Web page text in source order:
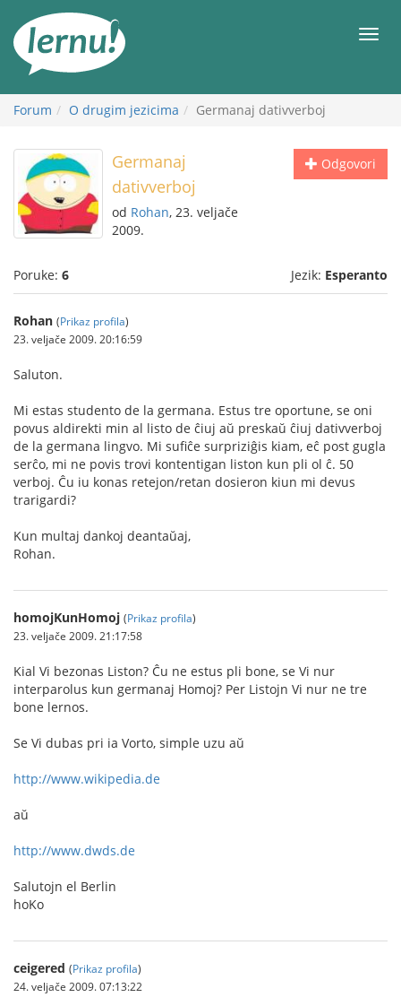
Meni
Forum O drugim jezicima Germanaj dativverboj
Odgovori
Germanaj
dativverboj
od Rohan, 23. veljače
2009.
Poruke: 6 Jezik: Esperanto
Rohan (Prikaz profila)
23. veljače 2009. 20:16:59
Saluton.
Mi estas studento de la germana. Estus tre oportune, se oni
povus aldirekti min al listo de ĉiuj aŭ preskaŭ ĉiuj dativverboj
de la germana lingvo. Mi sufiĉe surpriziĝis kiam, eĉ post gugla
serĉo, mi ne povis trovi kontentigan liston kun pli ol ĉ. 50
verboj. Ĉu iu konas retejon/retan dosieron kiun mi devus
trarigardi?
Kun multaj dankoj deantaŭaj,
Rohan.
homojKunHomoj (Prikaz profila)
23. veljače 2009. 21:17:58
Kial Vi bezonas Liston? Ĉu ne estus pli bone, se Vi nur
interparolus kun germanaj Homoj? Per Listojn Vi nur ne tre
bone lernos.
Se Vi dubas pri ia Vorto, simple uzu aŭ
http://www.wikipedia.de
aŭ
http://www.dwds.de
Salutojn el Berlin
hoKo
ceigered (Prikaz profila)
24. veljače 2009. 07:13:22